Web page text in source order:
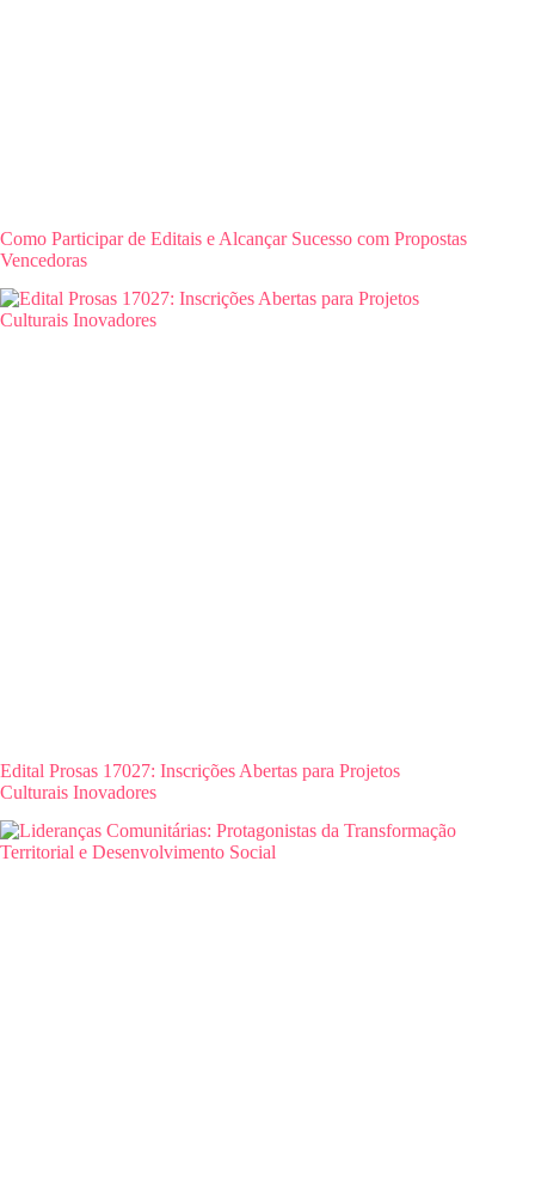
Como Participar de Editais e Alcançar Sucesso com Propostas
Vencedoras
Edital Prosas 17027: Inscrições Abertas para Projetos
Culturais Inovadores